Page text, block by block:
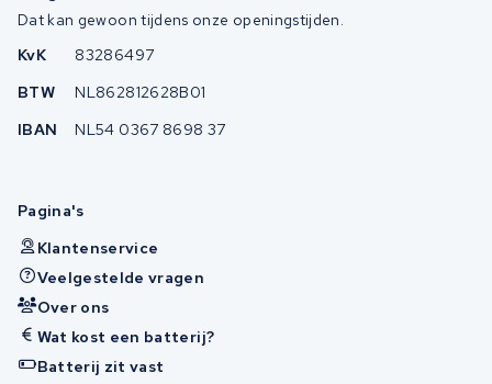
Dat kan gewoon tijdens onze openingstijden.
KvK
83286497
BTW
NL862812628B01
IBAN
NL54 0367 8698 37
Pagina's
Klantenservice
Veelgestelde vragen
Over ons
Wat kost een batterij?
Batterij zit vast